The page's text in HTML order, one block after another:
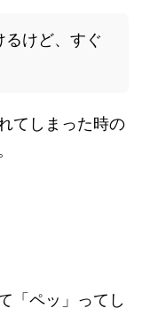
るけど、すぐ
てしまった時の
「ペッ」ってし